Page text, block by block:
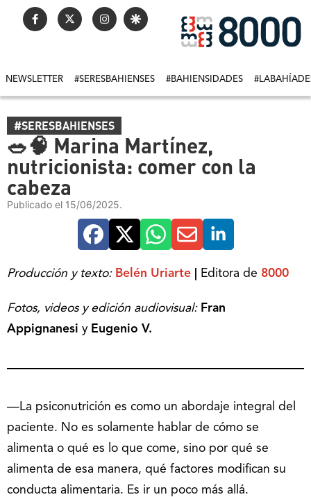
NEWSLETTER #SERESBAHIENSES #BAHIENSIDADES
#SERESBAHIENSES
🥗🧠 Marina Martínez,
nutricionista: comer con la
cabeza
Publicado el 15/06/2025.
Producción y texto: Belén Uriarte Editora de 8000
Fotos, videos y edición audiovisual: Fran
Appignanesi yEugenio V.
—La psiconutrición es como un abordaje integral del
paciente. No es solamente hablar de cómo se
alimenta o qué es lo que come, sino por qué se
alimenta de esa manera, qué factores modifican su
conducta alimentaria. Es ir un poco más allá.